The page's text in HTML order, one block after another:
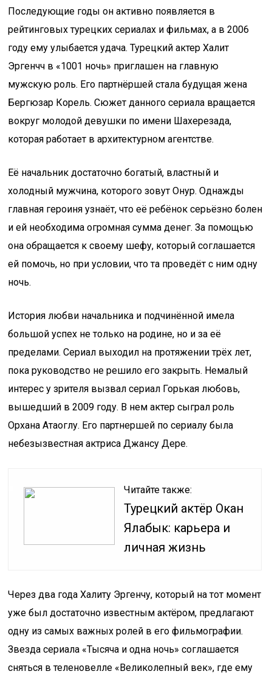
Последующие годы он активно появляется в
рейтинговых турецких сериалах и фильмах, а в 2006
году ему улыбается удача. Турецкий актер Халит
Эргенчч в «1001 ночь» приглашен на главную
мужскую роль. Его партнёршей стала будущая жена
Бергюзар Корель. Сюжет данного сериала вращается
вокруг молодой девушки по имени Шахерезада,
которая работает в архитектурном агентстве.
Её начальник достаточно богатый, властный и
холодный мужчина, которого зовут Онур. Однажды
главная героиня узнаёт, что её ребёнок серьёзно болен
и ей необходима огромная сумма денег. За помощью
она обращается к своему шефу, который соглашается
ей помочь, но при условии, что та проведёт с ним одну
ночь.
История любви начальника и подчинённой имела
большой успех не только на родине, но и за её
пределами. Сериал выходил на протяжении трёх лет,
пока руководство не решило его закрыть. Немалый
интерес у зрителя вызвал сериал Горькая любовь,
вышедший в 2009 году. В нем актер сыграл роль
Орхана Атаоглу. Его партнершей по сериалу была
небезызвестная актриса Джансу Дере.
Читайте также:
Турецкий актёр Окан
Ялабык: карьера и
личная жизнь
Через два года Халиту Эргенчу, который на тот момент
уже был достаточно известным актёром, предлагают
одну из самых важных ролей в его фильмографии.
Звезда сериала «Тысяча и одна ночь» соглашается
сняться в теленовелле «Великолепный век», где ему